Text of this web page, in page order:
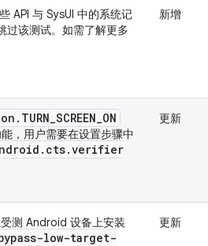
API 与 SysUI 中的系统记
过该测试。如需了解更多
新增
. TURN_SCREEN_ON
，用户需要在设置步骤中
. cts.verifier
更新
测 Android 设备上安装
low-target-
更新